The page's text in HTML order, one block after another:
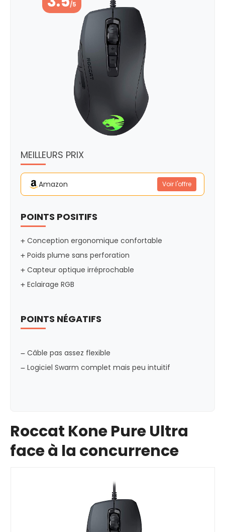
/5
MEILLEURS PRIX
Amazon Voir l'offre
POINTS POSITIFS
Conception ergonomique confortable
Poids plume sans perforation
Capteur optique irréprochable
Eclairage RGB
POINTS NÉGATIFS
Câble pas assez flexible
Logiciel Swarm complet mais peu intuitif
Roccat Kone Pure Ultra
face à la concurrence